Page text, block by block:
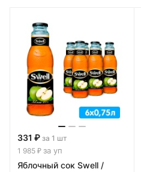
331 ₽ за 1 шт
1 985 ₽ за уп
Яблочный сок Swell /